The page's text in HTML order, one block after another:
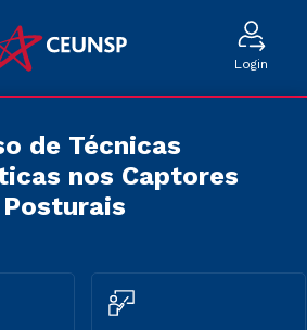
Login
de Técnicas
nos Captores
Posturais